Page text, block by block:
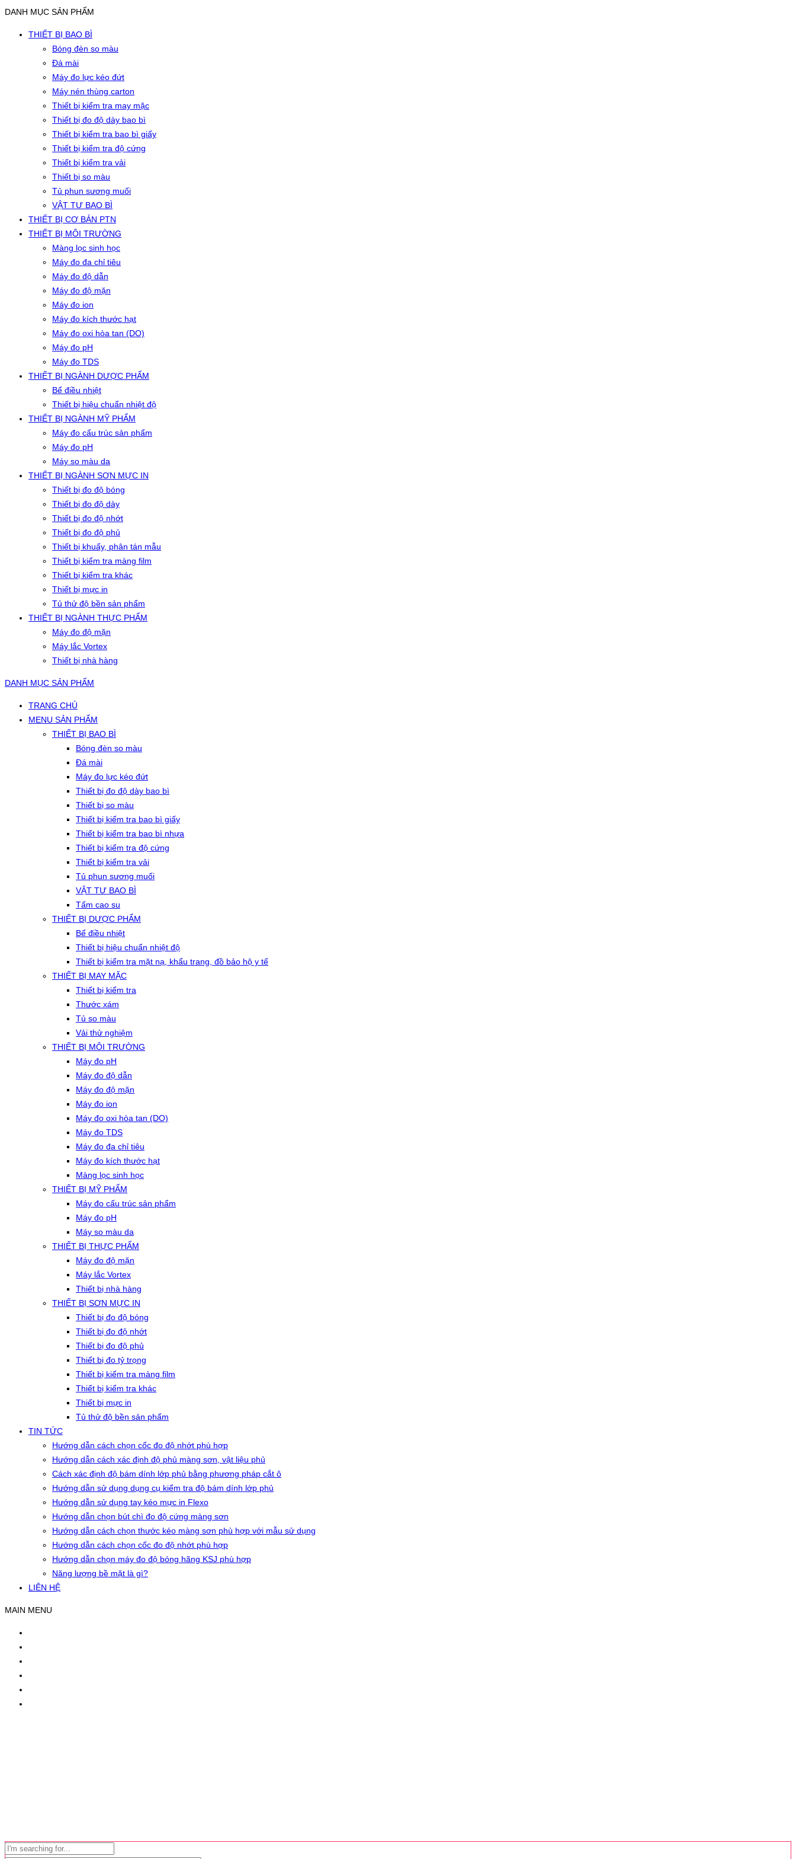
DANH MỤC SẢN PHẨM
THIẾT BỊ BAO BÌ
Bóng đèn so màu
Đá mài
Máy đo lực kéo đứt
Máy nén thùng carton
Thiết bị kiểm tra may mặc
Thiết bị đo độ dày bao bì
Thiết bị kiểm tra bao bì giấy
Thiết bị kiểm tra độ cứng
Thiết bị kiểm tra vải
Thiết bị so màu
Tủ phun sương muối
VẬT TƯ BAO BÌ
THIẾT BỊ CƠ BẢN PTN
THIẾT BỊ MÔI TRƯỜNG
Màng lọc sinh học
Máy đo đa chỉ tiêu
Máy đo độ dẫn
Máy đo độ mặn
Máy đo ion
Máy đo kích thước hạt
Máy đo oxi hòa tan (DO)
Máy đo pH
Máy đo TDS
THIẾT BỊ NGÀNH DƯỢC PHẨM
Bể điều nhiệt
Thiết bị hiệu chuẩn nhiệt độ
THIẾT BỊ NGÀNH MỸ PHẨM
Máy đo cấu trúc sản phẩm
Máy đo pH
Máy so màu da
THIẾT BỊ NGÀNH SƠN MỰC IN
Thiết bị đo độ bóng
Thiết bị đo độ dày
Thiết bị đo độ nhớt
Thiết bị đo độ phủ
Thiết bị khuấy, phân tán mẫu
Thiết bị kiểm tra màng film
Thiết bị kiểm tra khác
Thiết bị mực in
Tủ thử độ bền sản phẩm
THIẾT BỊ NGÀNH THỰC PHẨM
Máy đo độ mặn
Máy lắc Vortex
Thiết bị nhà hàng
DANH MỤC SẢN PHẨM
TRANG CHỦ
MENU SẢN PHẨM
THIẾT BỊ BAO BÌ
Bóng đèn so màu
Đá mài
Máy đo lực kéo đứt
Thiết bị đo độ dày bao bì
Thiết bị so màu
Thiết bị kiểm tra bao bì giấy
Thiết bị kiểm tra bao bì nhựa
Thiết bị kiểm tra độ cứng
Thiết bị kiểm tra vải
Tủ phun sương muối
VẬT TƯ BAO BÌ
Tấm cao su
THIẾT BỊ DƯỢC PHẨM
Bể điều nhiệt
Thiết bị hiệu chuẩn nhiệt độ
Thiết bị kiểm tra mặt nạ, khẩu trang, đồ bảo hộ y tế
THIẾT BỊ MAY MẶC
Thiết bị kiểm tra
Thước xám
Tủ so màu
Vải thử nghiệm
THIẾT BỊ MÔI TRƯỜNG
Máy đo pH
Máy đo độ dẫn
Máy đo độ mặn
Máy đo ion
Máy đo oxi hòa tan (DO)
Máy đo TDS
Máy đo đa chỉ tiêu
Máy đo kích thước hạt
Màng lọc sinh học
THIẾT BỊ MỸ PHẨM
Máy đo cấu trúc sản phẩm
Máy đo pH
Máy so màu da
THIẾT BỊ THỰC PHẨM
Máy đo độ mặn
Máy lắc Vortex
Thiết bị nhà hàng
THIẾT BỊ SƠN MỰC IN
Thiết bị đo độ bóng
Thiết bị đo độ nhớt
Thiết bị đo độ phủ
Thiết bị đo tỷ trọng
Thiết bị kiểm tra màng film
Thiết bị kiểm tra khác
Thiết bị mực in
Tủ thử độ bền sản phẩm
TIN TỨC
Hướng dẫn cách chọn cốc đo độ nhớt phù hợp
Hướng dẫn cách xác định độ phủ màng sơn, vật liệu phủ
Cách xác định độ bám dính lớp phủ bằng phương pháp cắt ô
Hướng dẫn sử dụng dụng cụ kiểm tra độ bám dính lớp phủ
Hướng dẫn sử dụng tay kéo mực in Flexo
Hướng dẫn chọn bút chì đo độ cứng màng sơn
Hướng dẫn cách chọn thước kéo màng sơn phù hợp với mẫu sử dụng
Hướng dẫn cách chọn cốc đo độ nhớt phù hợp
Hướng dẫn chọn máy đo độ bóng hãng KSJ phù hợp
Năng lượng bề mặt là gì?
LIÊN HỆ
MAIN MENU